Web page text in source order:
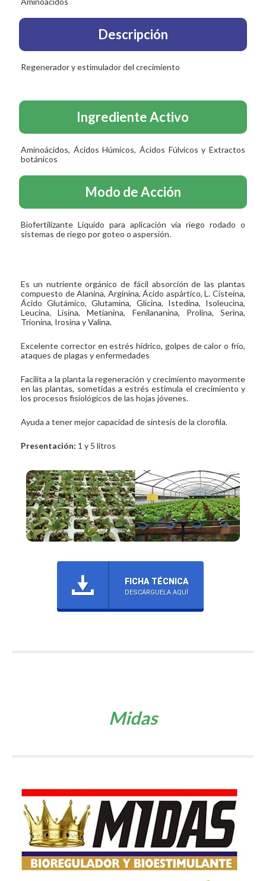
Descripción
Regenerador y estimulador del crecimiento
Ingrediente Activo
Aminoácidos, Ácidos Húmicos, Ácidos Fúlvicos y Extractos
botánicos
Modo de Acción
Biofertilizante Líquido para aplicación vía riego rodado o
sistemas de riego por goteo o aspersión.
Es un nutriente orgánico de fácil absorción de las plantas
compuesto de Alanina, Arginina, Ácido aspártico, L. Cisteína,
Ácido Glutámico, Glutamina, Glicina, Istedina, Isoleucina,
Leucina, Lisina, Metianina, Fenilananina, Prolina, Serina,
Trionina, Irosina y Valina.
Excelente corrector en estrés hídrico, golpes de calor o frío,
ataques de plagas y enfermedades
Facilita a la planta la regeneración y crecimiento mayormente
en las plantas, sometidas a estrés estimula el crecimiento y
los procesos fisiológicos de las hojas jóvenes.
Ayuda a tener mejor capacidad de síntesis de la clorofila.
Presentación: 1 y 5 litros
FICHA TÉCNICA
DESCÁRGUELA AQUÍ
Midas